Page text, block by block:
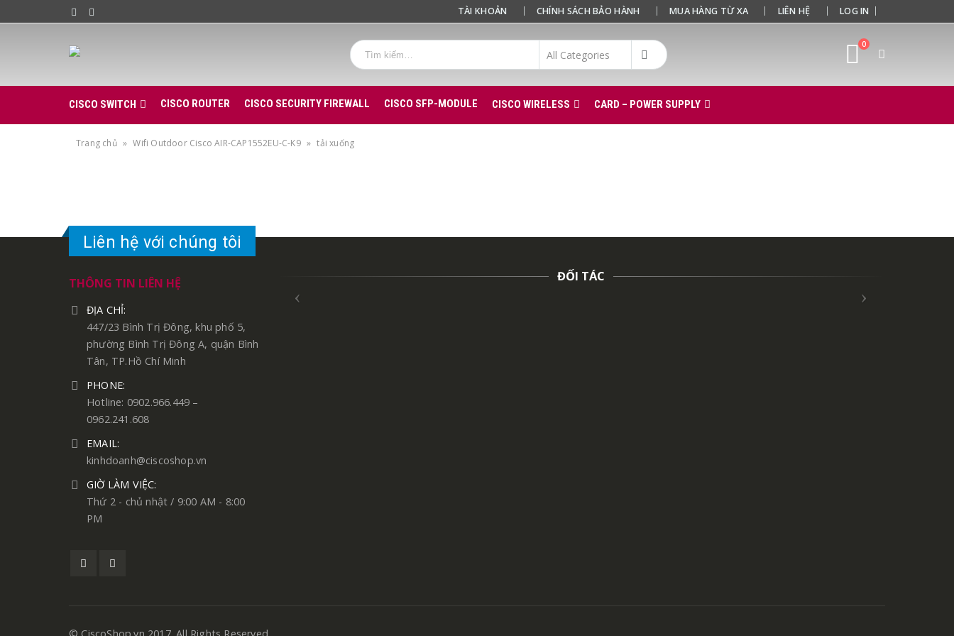
TÀI KHOẢN CHÍNH SÁCH BẢO HÀNH MUA HÀNG TỪ XA LIÊN HỆ LOG IN
0
CISCO SWITCH CISCO ROUTER CISCO SECURITY FIREWALL CISCO SFP-MODULE CISCO WIRELESS CARD – POWER SUPPLY
Trang chủ » Wifi Outdoor Cisco AIR-CAP1552EU-C-K9 » tải xuống
Liên hệ với chúng tôi
THÔNG TIN LIÊN HỆ
ĐỊA CHỈ:
447/23 Bình Trị Đông, khu phố 5,
phường Bình Trị Đông A, quận Bình
Tân, TP.Hồ Chí Minh
PHONE:
Hotline: 0902.966.449 –
0962.241.608
EMAIL:
kinhdoanh@ciscoshop.vn
GIỜ LÀM VIỆC:
Thứ 2 - chủ nhật / 9:00 AM - 8:00
PM
ĐỐI TÁC